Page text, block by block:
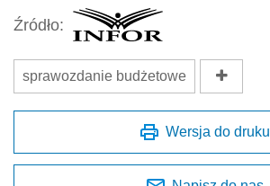
Źródło:
sprawozdanie budżetowe
Wersja do druku